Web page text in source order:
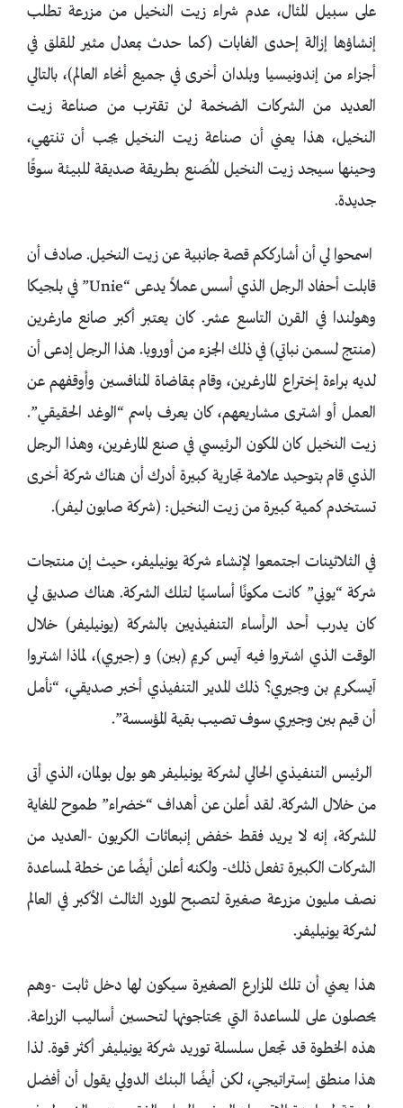
على سبيل المثال، عدم شراء زيت النخيل من مزرعة تطلب
إنشاؤها إزالة إحدى الغابات (كما حدث بمعدل مثير للقلق في
أجزاء من إندونيسيا وبلدان أخرى في جميع أنحاء العالم)، بالتالي
العديد من الشركات الضخمة لن تقترب من صناعة زيت
النخيل، هذا يعني أن صناعة زيت النخيل يجب أن تنتهي،
وحينها سيجد زيت النخيل المُصَنع بطريقة صديقة للبيئة سوقًا
جديدة.
اسمحوا لي أن أشارككم قصة جانبية عن زيت النخيل. صادف أن
قابلت أحفاد الرجل الذي أسس عملاً يدعى “Unie” في بلجيكا
وهولندا في القرن التاسع عشر. كان يعتبر أكبر صانع مارغرين
(منتج لسمن نباتي) في ذلك الجزء من أوروبا. هذا الرجل إدعى أن
لديه براءة إختراع المارغرين، وقام بمقاضاة المنافسين وأوقفهم عن
العمل أو اشترى مشاريعهم، كان يعرف باسم “الوغد الحقيقي”.
زيت النخيل كان المكون الرئيسي في صنع المارغرين، وهذا الرجل
الذي قام بتوحيد علامة تجارية كبيرة أدرك أن هناك شركة أخرى
تستخدم كمية كبيرة من زيت النخيل: (شركة صابون ليفر).
في الثلاثينات اجتمعوا لإنشاء شركة يونيليفر، حيث إن منتجات
شركة “يوني” كانت مكونًا أساسيًا لتلك الشركة. هناك صديق لي
كان يدرب أحد الرأساء التنفيذيين بالشركة (يونيليفر) خلال
الوقت الذي اشتروا فيه آيس كريم (بين) و (جيري)، لماذا اشتروا
آيسكريم بن وجيري؟ ذلك المدير التنفيذي أخبر صديقي، “نأمل
أن قيم بين وجيري سوف تصيب بقية المؤسسة”.
الرئيس التنفيذي الحالي لشركة يونيليفر هو بول بولمان، الذي أتى
من خلال الشركة. لقد أعلن عن أهداف “خضراء” طموح للغاية
للشركة، إنه لا يريد فقط خفض إنبعاثات الكربون -العديد من
الشركات الكبيرة تفعل ذلك- ولكنه أعلن أيضًا عن خطة لمساعدة
نصف مليون مزرعة صغيرة لتصبح المورد الثالث الأكبر في العالم
لشركة يونيليفر.
هذا يعني أن تلك المزارع الصغيرة سيكون لها دخل ثابت -وهم
يحصلون على المساعدة التي يحتاجونها لتحسين أساليب الزراعة.
هذه الخطوة قد تجعل سلسلة توريد شركة يونيليفر أكثر قوة. لذا
هذا منطق إستراتيجي، لكن أيضًا البنك الدولي يقول أن أفضل